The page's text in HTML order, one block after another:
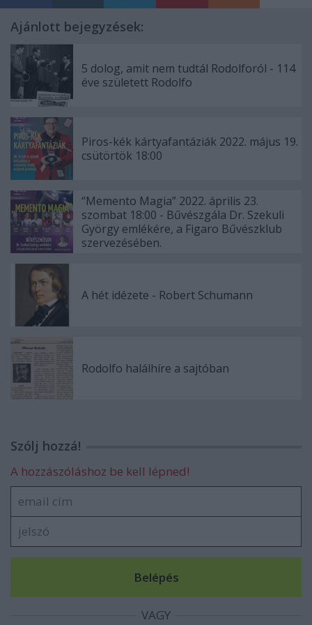
Ajánlott bejegyzések:
5 dolog, amit nem tudtál Rodolforól - 114
éve született Rodolfo
Piros-kék kártyafantáziák 2022. május 19.
csütörtök 18:00
“Memento Magia” 2022. április 23.
szombat 18:00 - Bűvészgála Dr. Szekuli
György emlékére, a Figaro Bűvészklub
szervezésében.
A hét idézete - Robert Schumann
Rodolfo halálhíre a sajtóban
Szólj hozzá!
A hozzászóláshoz be kell lépned!
VAGY